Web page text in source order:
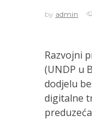
by admin
Razvojni
(UNDP u
dodjelu
digitalne